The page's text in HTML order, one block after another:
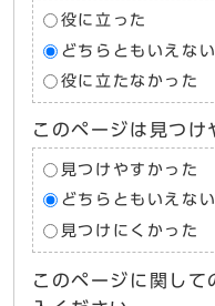
役に立った
どちらともいえない
役に立たなかった
このページは見つけ
見つけやすかった
どちらともいえない
見つけにくかった
このページに関し